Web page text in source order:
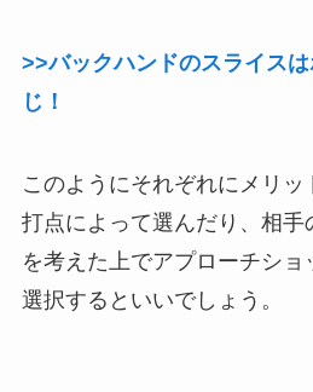
>>バックハンドのスライス
じ！
このようにそれぞれにメリ
打点によって選んだり、相手
を考えた上でアプローチショ
選択するといいでしょう。